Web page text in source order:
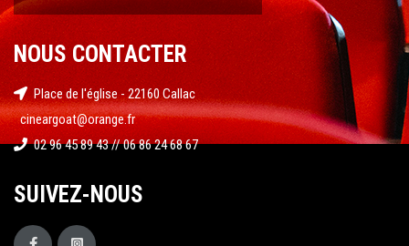
NOUS CONTACTER
Place de l'église - 22160 Callac
cineargoat@orange.fr
02 96 45 89 43 // 06 86 24 68 67
SUIVEZ-NOUS